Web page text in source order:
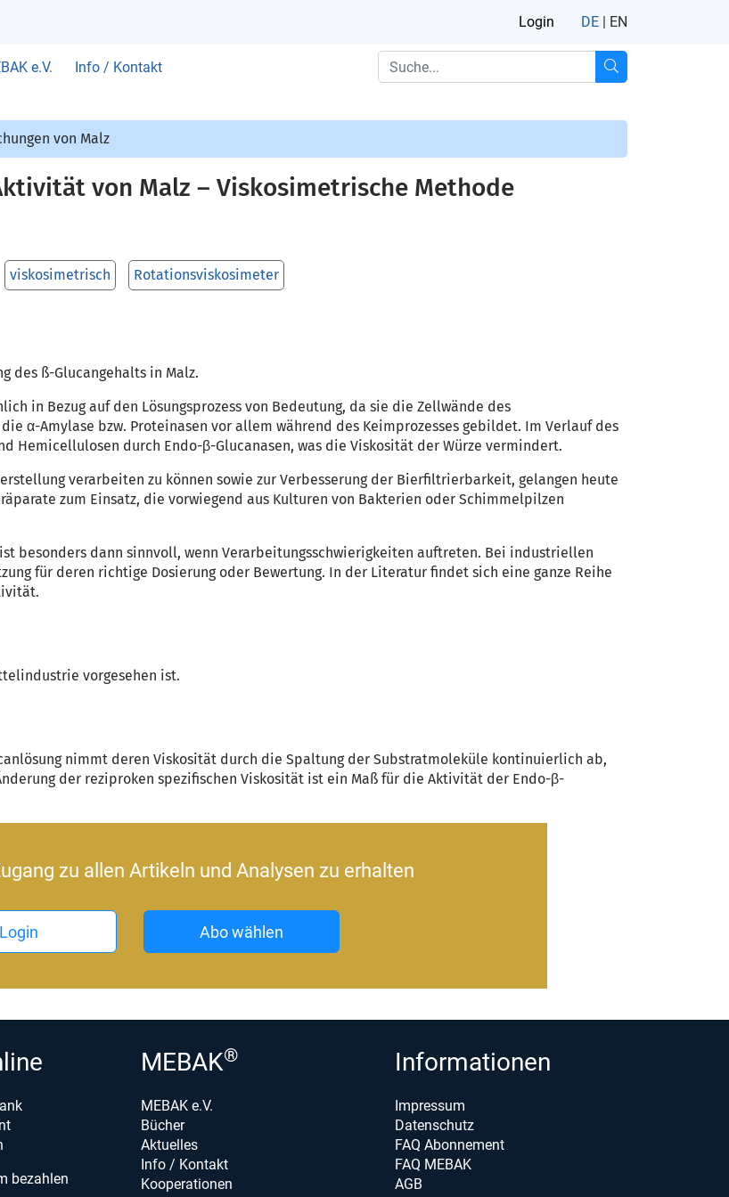
Login DE | EN
e.V. Info / Kontakt
von Malz
von Malz – Viskosimetrische Methode
viskosimetrisch Rotationsviskosimeter
des ß-Glucangehalts in Malz.
in Bezug auf den Lösungsprozess von Bedeutung, da sie die Zellwände des
α-Amylase bzw. Pro­teinasen vor allem während des Keimprozesses gebildet. Im Verlauf des
Hemicellulosen durch Endo-β-Glucanasen, was die Viskosität der Würze vermindert.
verarbeiten zu können sowie zur Verbesserung der Bierfiltrierbarkeit, gelangen heute
zum Einsatz, die vorwiegend aus Kulturen von Bakterien oder Schimmelpilzen
besonders dann sinnvoll, wenn Verarbeitungsschwierigkeiten auftreten. Bei industriellen
für deren richtige Dosierung oder Bewertung. In der Literatur findet sich eine ganze Reihe
vorgesehen ist.
nimmt deren Viskosität durch die Spaltung der Substratmoleküle kontinuierlich ab,
der reziproken spezifischen Viskosität ist ein Maß für die Aktivität der Endo-β-
zu allen Artikeln und Analysen zu erhalten
Login Abo wählen
bezahlen
MEBAK®
MEBAK e.V.
Bücher
Aktuelles
Info / Kontakt
Kooperationen
Informationen
Impressum
Datenschutz
FAQ Abonnement
FAQ MEBAK
AGB